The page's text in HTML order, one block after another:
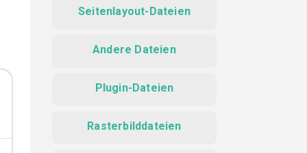
Seitenlayout-Dateien
Andere Dateien
Plugin-Dateien
Rasterbilddateien